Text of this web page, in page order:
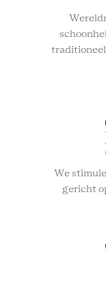
traditioneel
We
gericht